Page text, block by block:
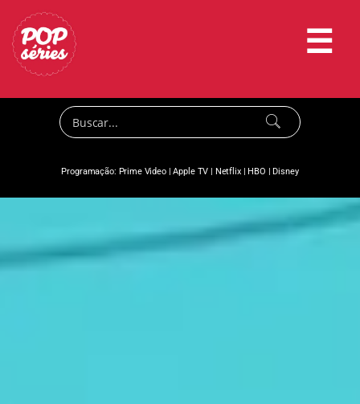
☰
Programação: Prime Video|Apple TV | Netflix|HBO |Disney